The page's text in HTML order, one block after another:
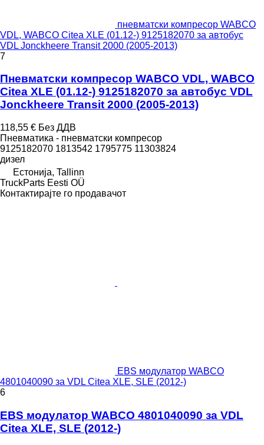
пневматски компресор WABCO
VDL, WABCO Citea XLE (01.12-) 9125182070 за автобус
VDL Jonckheere Transit 2000 (2005-2013)
7
Пневматски компресор WABCO VDL, WABCO
Citea XLE (01.12-) 9125182070 за автобус VDL
Jonckheere Transit 2000 (2005-2013)
118,55 € Без ДДВ
Пневматика - пневматски компресор
9125182070 1813542 1795775 11303824
дизел
Естонија, Tallinn
TruckParts Eesti OÜ
Контактирајте го продавачот
EBS модулатор WABCO
4801040090 за VDL Citea XLE, SLE (2012-)
6
EBS модулатор WABCO 4801040090 за VDL
Citea XLE, SLE (2012-)